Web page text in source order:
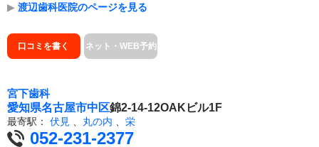
▶ 渡辺歯科医院のページを見る
口コミを書く ネット・WEB予約
宮下歯科
愛知県名古屋市中区錦2-14-12OAKビル1F
最寄駅： 伏見 丸の内 栄
052-231-2377